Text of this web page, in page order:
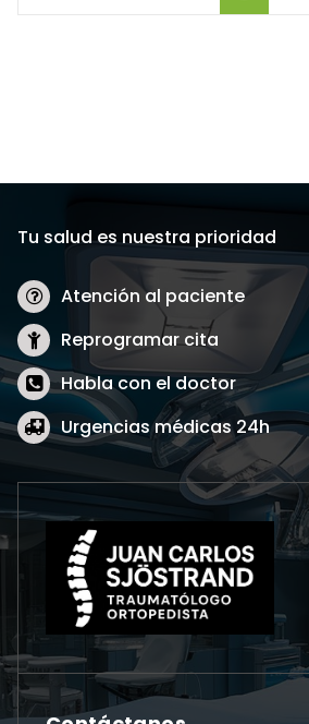
Tu salud es nuestra prioridad
Atención al paciente
Reprogramar cita
Habla con el doctor
Urgencias médicas 24h